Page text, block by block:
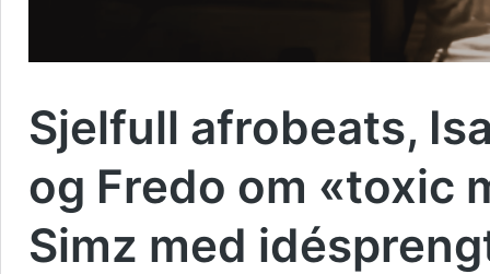
Sjelfull afrobeats,
og Fredo om «toxic
Simz med